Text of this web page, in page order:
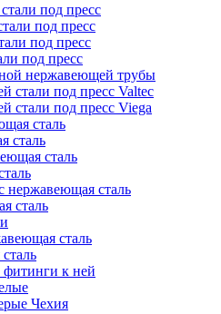
под пресс
под пресс
под пресс
под пресс
нержавеющей трубы
стали под пресс Valtec
стали под пресс Viega
сталь
сталь
сталь
нержавеющая сталь
сталь
сталь
к ней
Чехия